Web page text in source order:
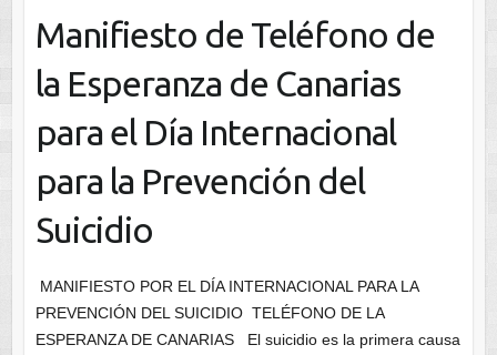
Manifiesto de Teléfono de
la Esperanza de Canarias
para el Día Internacional
para la Prevención del
Suicidio
MANIFIESTO POR EL DÍA INTERNACIONAL PARA LA
PREVENCIÓN DEL SUICIDIO TELÉFONO DE LA
ESPERANZA DE CANARIAS El suicidio es la primera causa